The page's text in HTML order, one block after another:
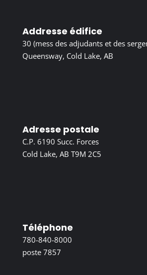
Addresse édifice
30 (mess des adjudants et des
Queensway, Cold Lake, AB
Adresse postale
C.P. 6190 Succ. Forces
Cold Lake, AB T9M 2C5
Téléphone
780-840-8000
poste 7857